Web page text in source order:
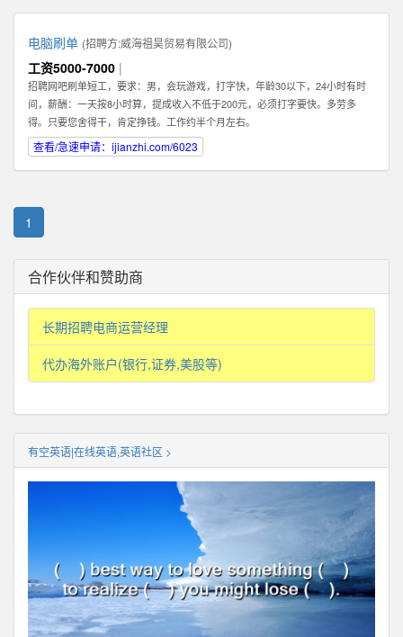
电脑刷单 (招聘方:威海祖昊贸易有限公司)
工资5000-7000 |
招聘网吧刷单短工，要求：男，会玩游戏，打字快，年龄30以下，24小时有时
间，薪酬：一天按8小时算，提成收入不低于200元，必须打字要快。多劳多
得。只要您舍得干，肯定挣钱。工作约半个月左右。
查看/急速申请：ijianzhi.com/6023
1
合作伙伴和赞助商
长期招聘电商运营经理
代办海外账户(银行,证券,美股等)
有空英语|在线英语,英语社区 >